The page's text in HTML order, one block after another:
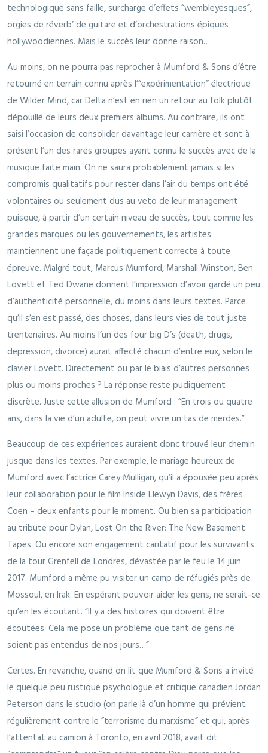
technologique sans faille, surcharge d’effets “wembleyesques”,
orgies de réverb’ de guitare et d’orchestrations épiques
hollywoodiennes. Mais le succès leur donne raison…
Au moins, on ne pourra pas reprocher à Mumford & Sons d’être
retourné en terrain connu après l’“expérimentation” électrique
de Wilder Mind, car Delta n’est en rien un retour au folk plutôt
dépouillé de leurs deux premiers albums. Au contraire, ils ont
saisi l’occasion de consolider davantage leur carrière et sont à
présent l’un des rares groupes ayant connu le succès avec de la
musique faite main. On ne saura probablement jamais si les
compromis qualitatifs pour rester dans l’air du temps ont été
volontaires ou seulement dus au veto de leur management
puisque, à partir d’un certain niveau de succès, tout comme les
grandes marques ou les gouvernements, les artistes
maintiennent une façade politiquement correcte à toute
épreuve. Malgré tout, Marcus Mumford, Marshall Winston, Ben
Lovett et Ted Dwane donnent l’impression d’avoir gardé un peu
d’authenticité personnelle, du moins dans leurs textes. Parce
qu’il s’en est passé, des choses, dans leurs vies de tout juste
trentenaires. Au moins l’un des four big D’s (death, drugs,
depression, divorce) aurait affecté chacun d’entre eux, selon le
clavier Lovett. Directement ou par le biais d’autres personnes
plus ou moins proches ? La réponse reste pudiquement
discrète. Juste cette allusion de Mumford : “En trois ou quatre
ans, dans la vie d’un adulte, on peut vivre un tas de merdes.”
Beaucoup de ces expériences auraient donc trouvé leur chemin
jusque dans les textes. Par exemple, le mariage heureux de
Mumford avec l’actrice Carey Mulligan, qu’il a épousée peu après
leur collaboration pour le film Inside Llewyn Davis, des frères
Coen – deux enfants pour le moment. Ou bien sa participation
au tribute pour Dylan, Lost On the River: The New Basement
Tapes. Ou encore son engagement caritatif pour les survivants
de la tour Grenfell de Londres, dévastée par le feu le 14 juin
2017. Mumford a même pu visiter un camp de réfugiés près de
Mossoul, en Irak. En espérant pouvoir aider les gens, ne serait-ce
qu’en les écoutant. “Il y a des histoires qui doivent être
écoutées. Cela me pose un problème que tant de gens ne
soient pas entendus de nos jours…”
Certes. En revanche, quand on lit que Mumford & Sons a invité
le quelque peu rustique psychologue et critique canadien Jordan
Peterson dans le studio (on parle là d’un homme qui prévient
régulièrement contre le “terrorisme du marxisme” et qui, après
l’attentat au camion à Toronto, en avril 2018, avait dit